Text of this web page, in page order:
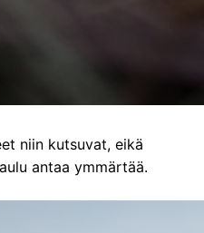
niin kutsuvat, eikä
antaa ymmärtää.